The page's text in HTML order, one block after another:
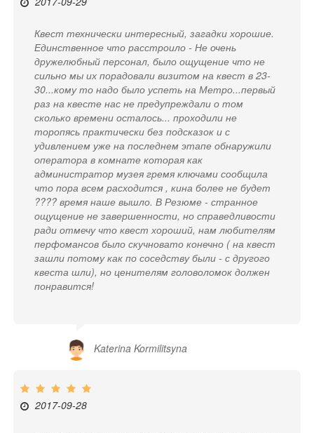
Квест технически интересный, загадки хорошие.
Единственное что расстроило - Не очень
дружелюбный персонал, было ощущение что не
сильно мы их порадовали визитом на квест в 23-
30...кому то надо было успеть на Метро...первый
раз на квесте нас не предупреждали о том
сколько времени осталось... проходили не
торопясь практически без подсказок и с
удивлением уже на последнем этапе обнаружили
оператора в комнате которая как
администратор музея гремя ключами сообщила
что пора всем расходится , кина более не будет
???? время наше вышло. В Резюме - странное
ощущение не завершенности, но справедливости
ради отмечу что квест хороший, нам любителям
перфомансов было скучновато конечно ( на квест
зашли потому как по соседству были - с другого
квеста шли), но ценителям головоломок должен
понравится!
Katerina Kormilitsyna
2017-09-28